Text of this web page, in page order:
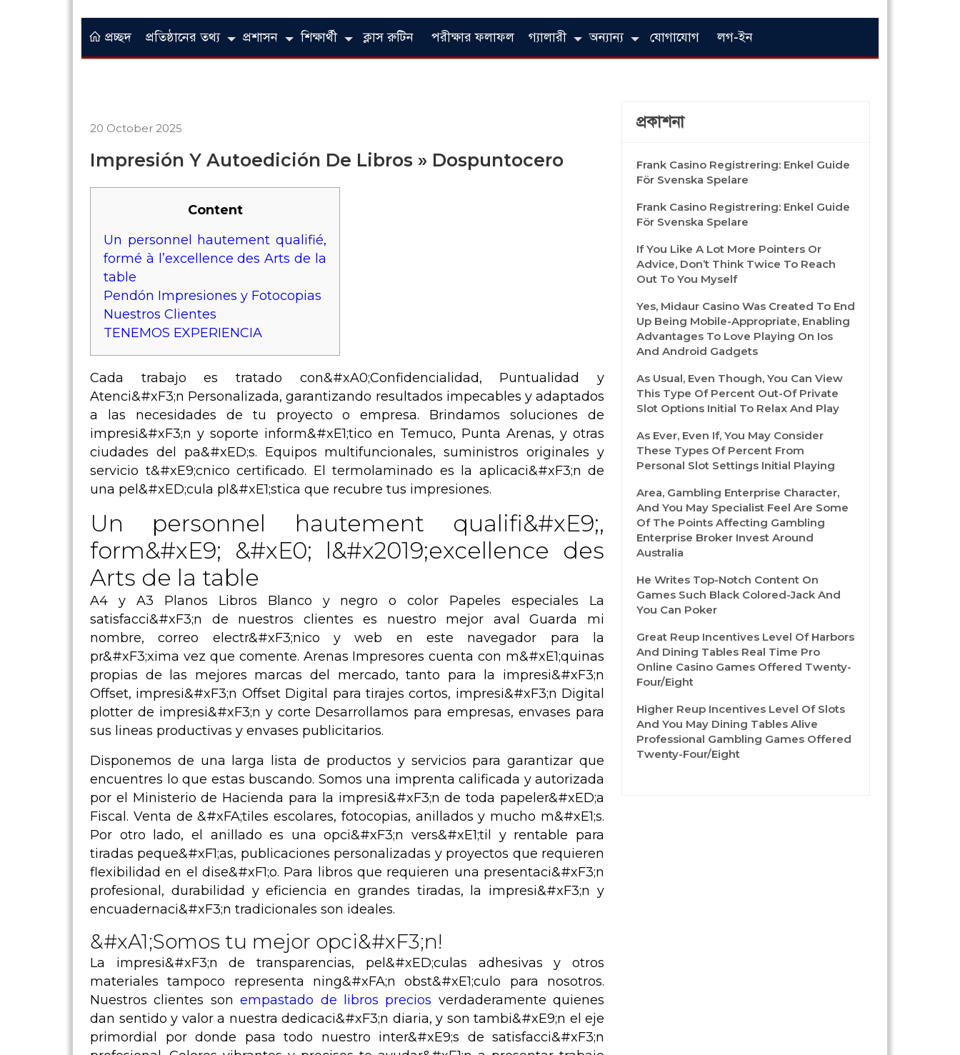
প্রচ্ছদ প্রতিষ্ঠানের তথ্য প্রশাসন শিক্ষার্থী ক্লাস রুটিন পরীক্ষার ফলাফল গ্যালারী অন্যান্য যোগাযোগ লগ-ইন
20 October 2025
Impresión Y Autoedición De Libros » Dospuntocero
Content
Un personnel hautement qualifié,
formé à l’excellence des Arts de la
table
Pendón Impresiones y Fotocopias
Nuestros Clientes
TENEMOS EXPERIENCIA
Cada trabajo es tratado con&#xA0;Confidencialidad, Puntualidad y
Atenci&#xF3;n Personalizada, garantizando resultados impecables y adaptados
a las necesidades de tu proyecto o empresa. Brindamos soluciones de
impresi&#xF3;n y soporte inform&#xE1;tico en Temuco, Punta Arenas, y otras
ciudades del pa&#xED;s. Equipos multifuncionales, suministros originales y
servicio t&#xE9;cnico certificado. El termolaminado es la aplicaci&#xF3;n de
una pel&#xED;cula pl&#xE1;stica que recubre tus impresiones.
Un personnel hautement qualifi&#xE9;,
form&#xE9; &#xE0; l&#x2019;excellence des
Arts de la table
A4 y A3 Planos Libros Blanco y negro o color Papeles especiales La
satisfacci&#xF3;n de nuestros clientes es nuestro mejor aval Guarda mi
nombre, correo electr&#xF3;nico y web en este navegador para la
pr&#xF3;xima vez que comente. Arenas Impresores cuenta con m&#xE1;quinas
propias de las mejores marcas del mercado, tanto para la impresi&#xF3;n
Offset, impresi&#xF3;n Offset Digital para tirajes cortos, impresi&#xF3;n Digital
plotter de impresi&#xF3;n y corte Desarrollamos para empresas, envases para
sus lineas productivas y envases publicitarios.
Disponemos de una larga lista de productos y servicios para garantizar que
encuentres lo que estas buscando. Somos una imprenta calificada y autorizada
por el Ministerio de Hacienda para la impresi&#xF3;n de toda papeler&#xED;a
Fiscal. Venta de &#xFA;tiles escolares, fotocopias, anillados y mucho m&#xE1;s.
Por otro lado, el anillado es una opci&#xF3;n vers&#xE1;til y rentable para
tiradas peque&#xF1;as, publicaciones personalizadas y proyectos que requieren
flexibilidad en el dise&#xF1;o. Para libros que requieren una presentaci&#xF3;n
profesional, durabilidad y eficiencia en grandes tiradas, la impresi&#xF3;n y
encuadernaci&#xF3;n tradicionales son ideales.
&#xA1;Somos tu mejor opci&#xF3;n!
La impresi&#xF3;n de transparencias, pel&#xED;culas adhesivas y otros
materiales tampoco representa ning&#xFA;n obst&#xE1;culo para nosotros.
Nuestros clientes sonempastado de libros precios verdaderamente quienes
dan sentido y valor a nuestra dedicaci&#xF3;n diaria, y son tambi&#xE9;n el eje
primordial por donde pasa todo nuestro inter&#xE9;s de satisfacci&#xF3;n
প্রকাশনা
Frank Casino Registrering: Enkel Guide
För Svenska Spelare
Frank Casino Registrering: Enkel Guide
För Svenska Spelare
If You Like A Lot More Pointers Or
Advice, Don’t Think Twice To Reach
Out To You Myself
Yes, Midaur Casino Was Created To End
Up Being Mobile-Appropriate, Enabling
Advantages To Love Playing On Ios
And Android Gadgets
As Usual, Even Though, You Can View
This Type Of Percent Out-Of Private
Slot Options Initial To Relax And Play
As Ever, Even If, You May Consider
These Types Of Percent From
Personal Slot Settings Initial Playing
Area, Gambling Enterprise Character,
And You May Specialist Feel Are Some
Of The Points Affecting Gambling
Enterprise Broker Invest Around
Australia
He Writes Top-Notch Content On
Games Such Black Colored-Jack And
You Can Poker
Great Reup Incentives Level Of Harbors
And Dining Tables Real Time Pro
Online Casino Games Offered Twenty-
Four/eight
Higher Reup Incentives Level Of Slots
And You May Dining Tables Alive
Professional Gambling Games Offered
Twenty-Four/eight